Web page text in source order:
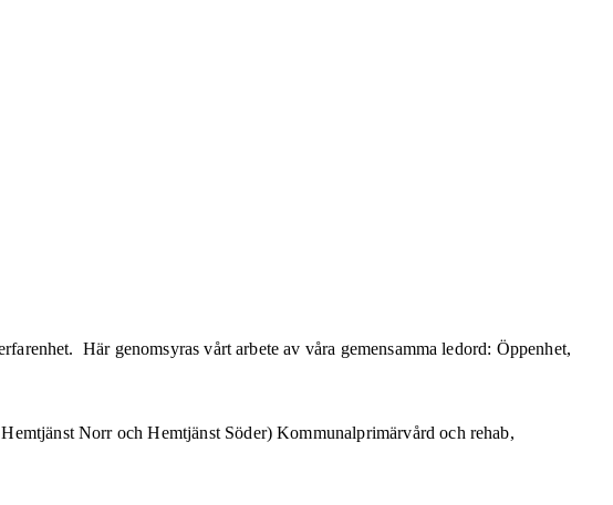
Här genomsyras vårt arbete av våra gemensamma ledord: Öppenhet,
Norr och Hemtjänst Söder) Kommunalprimärvård och rehab,